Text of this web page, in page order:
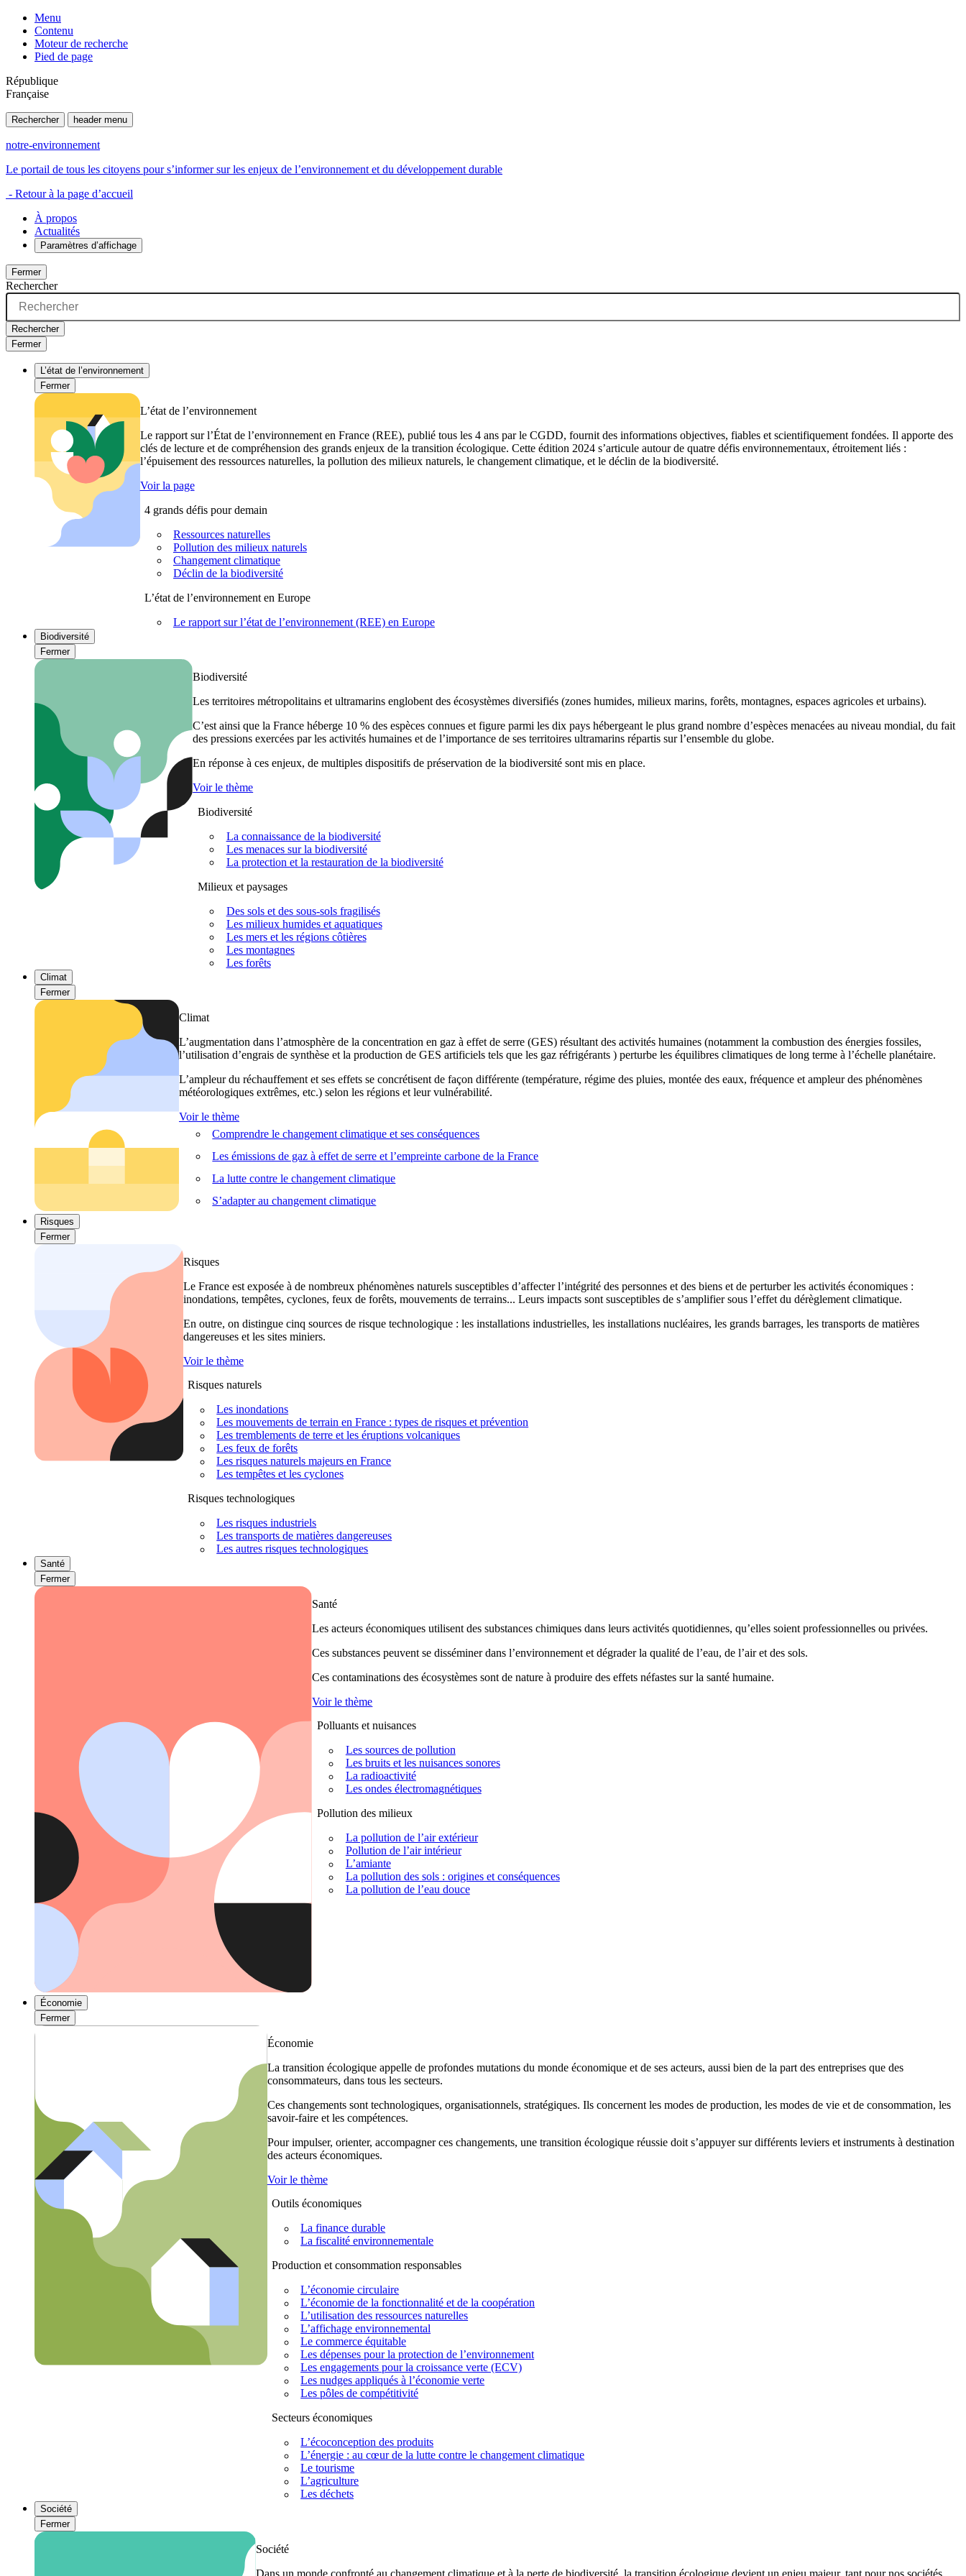
Menu
Contenu
Moteur de recherche
Pied de page
République
Française
Rechercher header menu
notre-environnement
Le portail de tous les citoyens pour s’informer sur les enjeux de l’environnement et du développement durable
- Retour à la page d’accueil
À propos
Actualités
Paramètres d’affichage
Fermer
Rechercher
Rechercher
Fermer
L’état de l’environnement
Fermer
L’état de l’environnement
Le rapport sur l’État de l’environnement en France (REE), publié tous les 4 ans par le CGDD, fournit des informations objectives, fiables et scientifiquement fondées. Il apporte des
clés de lecture et de compréhension des grands enjeux de la transition écologique. Cette édition 2024 s’articule autour de quatre défis environnementaux, étroitement liés :
l’épuisement des ressources naturelles, la pollution des milieux naturels, le changement climatique, et le déclin de la biodiversité.
Voir la page
4 grands défis pour demain
Ressources naturelles
Pollution des milieux naturels
Changement climatique
Déclin de la biodiversité
L’état de l’environnement en Europe
Le rapport sur l’état de l’environnement (REE) en Europe
Biodiversité
Fermer
Biodiversité
Les territoires métropolitains et ultramarins englobent des écosystèmes diversifiés (zones humides, milieux marins, forêts, montagnes, espaces agricoles et urbains).
C’est ainsi que la France héberge 10 % des espèces connues et figure parmi les dix pays hébergeant le plus grand nombre d’espèces menacées au niveau mondial, du fait
des pressions exercées par les activités humaines et de l’importance de ses territoires ultramarins répartis sur l’ensemble du globe.
En réponse à ces enjeux, de multiples dispositifs de préservation de la biodiversité sont mis en place.
Voir le thème
Biodiversité
La connaissance de la biodiversité
Les menaces sur la biodiversité
La protection et la restauration de la biodiversité
Milieux et paysages
Des sols et des sous-sols fragilisés
Les milieux humides et aquatiques
Les mers et les régions côtières
Les montagnes
Les forêts
Climat
Fermer
Climat
L’augmentation dans l’atmosphère de la concentration en gaz à effet de serre (GES) résultant des activités humaines (notamment la combustion des énergies fossiles,
l’utilisation d’engrais de synthèse et la production de GES artificiels tels que les gaz réfrigérants ) perturbe les équilibres climatiques de long terme à l’échelle planétaire.
L’ampleur du réchauffement et ses effets se concrétisent de façon différente (température, régime des pluies, montée des eaux, fréquence et ampleur des phénomènes
météorologiques extrêmes, etc.) selon les régions et leur vulnérabilité.
Voir le thème
Comprendre le changement climatique et ses conséquences
Les émissions de gaz à effet de serre et l’empreinte carbone de la France
La lutte contre le changement climatique
S’adapter au changement climatique
Risques
Fermer
Risques
Le France est exposée à de nombreux phénomènes naturels susceptibles d’affecter l’intégrité des personnes et des biens et de perturber les activités économiques :
inondations, tempêtes, cyclones, feux de forêts, mouvements de terrains... Leurs impacts sont susceptibles de s’amplifier sous l’effet du dérèglement climatique.
En outre, on distingue cinq sources de risque technologique : les installations industrielles, les installations nucléaires, les grands barrages, les transports de matières
dangereuses et les sites miniers.
Voir le thème
Risques naturels
Les inondations
Les mouvements de terrain en France : types de risques et prévention
Les tremblements de terre et les éruptions volcaniques
Les feux de forêts
Les risques naturels majeurs en France
Les tempêtes et les cyclones
Risques technologiques
Les risques industriels
Les transports de matières dangereuses
Les autres risques technologiques
Santé
Fermer
Santé
Les acteurs économiques utilisent des substances chimiques dans leurs activités quotidiennes, qu’elles soient professionnelles ou privées.
Ces substances peuvent se disséminer dans l’environnement et dégrader la qualité de l’eau, de l’air et des sols.
Ces contaminations des écosystèmes sont de nature à produire des effets néfastes sur la santé humaine.
Voir le thème
Polluants et nuisances
Les sources de pollution
Les bruits et les nuisances sonores
La radioactivité
Les ondes électromagnétiques
Pollution des milieux
La pollution de l’air extérieur
Pollution de l’air intérieur
L’amiante
La pollution des sols : origines et conséquences
La pollution de l’eau douce
Économie
Fermer
Économie
La transition écologique appelle de profondes mutations du monde économique et de ses acteurs, aussi bien de la part des entreprises que des
consommateurs, dans tous les secteurs.
Ces changements sont technologiques, organisationnels, stratégiques. Ils concernent les modes de production, les modes de vie et de consommation, les
savoir-faire et les compétences.
Pour impulser, orienter, accompagner ces changements, une transition écologique réussie doit s’appuyer sur différents leviers et instruments à destination
des acteurs économiques.
Voir le thème
Outils économiques
La finance durable
La fiscalité environnementale
Production et consommation responsables
L’économie circulaire
L’économie de la fonctionnalité et de la coopération
L’utilisation des ressources naturelles
L’affichage environnemental
Le commerce équitable
Les dépenses pour la protection de l’environnement
Les engagements pour la croissance verte (ECV)
Les nudges appliqués à l’économie verte
Les pôles de compétitivité
Secteurs économiques
L’écoconception des produits
L’énergie : au cœur de la lutte contre le changement climatique
Le tourisme
L’agriculture
Les déchets
Société
Fermer
Société
Dans un monde confronté au changement climatique et à la perte de biodiversité, la transition écologique devient un enjeu majeur, tant pour nos sociétés